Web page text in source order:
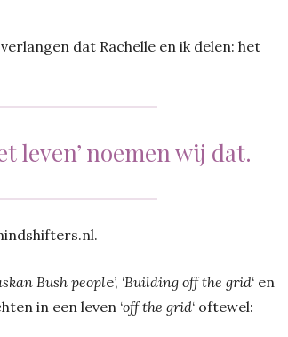
dat Rachelle en ik delen: het
leven’ noemen wij dat.
Bush people’, ‘Building off the grid‘ en
in een leven ‘off the grid‘ oftewel: